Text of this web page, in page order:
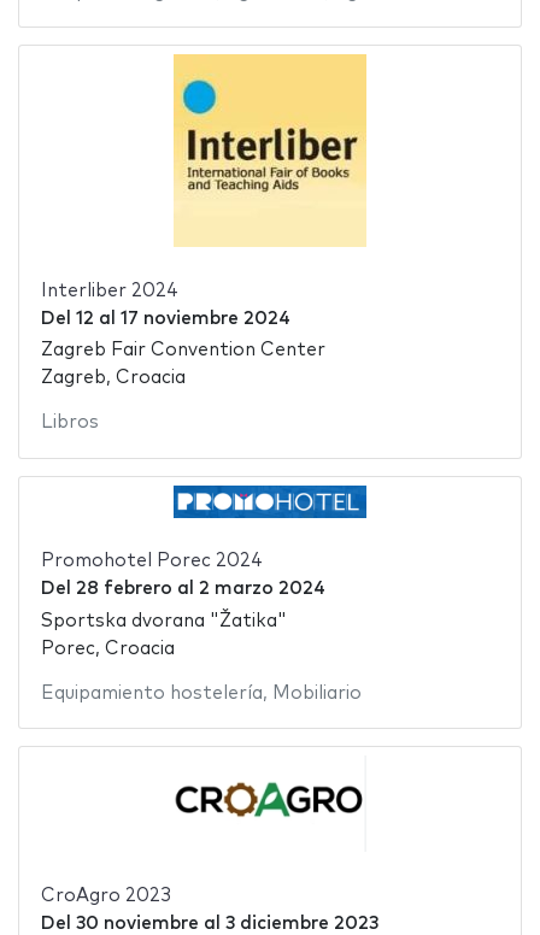
Interliber 2024
Del 12 al 17 noviembre 2024
Zagreb Fair Convention Center
Zagreb, Croacia
Libros
Promohotel Porec 2024
Del 28 febrero al 2 marzo 2024
Sportska dvorana "Žatika"
Porec, Croacia
Equipamiento hostelería, Mobiliario
CroAgro 2023
Del 30 noviembre al 3 diciembre 2023